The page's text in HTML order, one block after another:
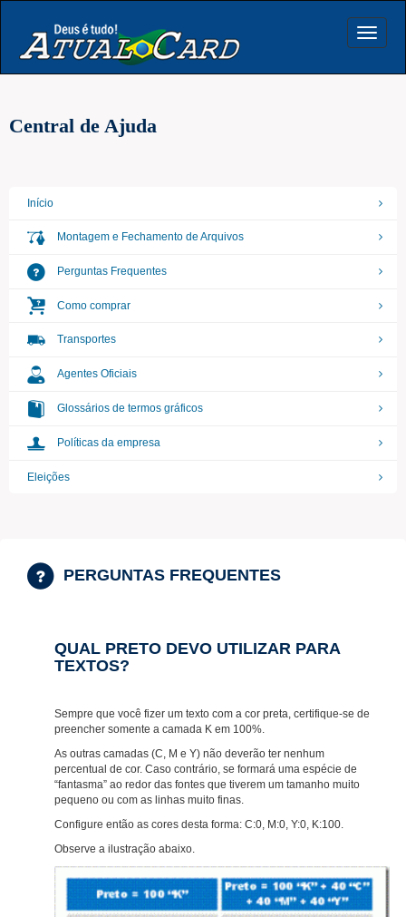
Toggle
Central de Ajuda
Início
Montagem e Fechamento de Arquivos
Perguntas Frequentes
Como comprar
Transportes
Agentes Oficiais
Glossários de termos gráficos
Políticas da empresa
Eleições
PERGUNTAS FREQUENTES
QUAL PRETO DEVO UTILIZAR PARA
TEXTOS?
Sempre que você fizer um texto com a cor preta, certifique-se de
preencher somente a camada K em 100%.
As outras camadas (C, M e Y) não deverão ter nenhum
percentual de cor. Caso contrário, se formará uma espécie de
“fantasma” ao redor das fontes que tiverem um tamanho muito
pequeno ou com as linhas muito finas.
Configure então as cores desta forma: C:0, M:0, Y:0, K:100.
Observe a ilustração abaixo.